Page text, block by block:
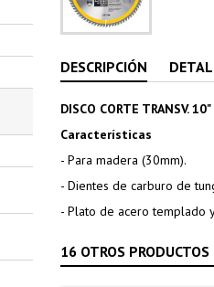
DESCRIPCIÓN
DISCO CORTE TRANSV.
Características
- Para madera (30mm).
- Dientes de carburo de
- Plato de acero templado
16 OTROS